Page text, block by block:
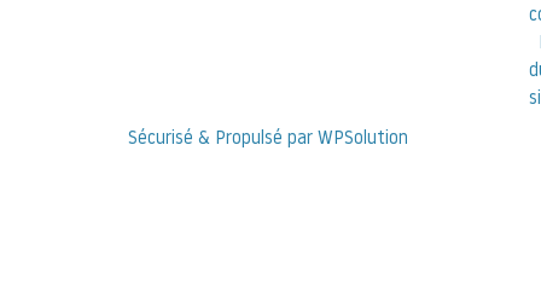
Sécurisé & Propulsé par WPSolution